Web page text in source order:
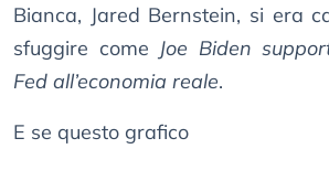
Bianca, Jared Bernstein, si era
sfuggire come Joe Biden
Fed all’economia reale.
E se questo grafico